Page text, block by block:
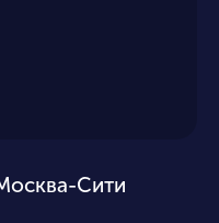
Сити